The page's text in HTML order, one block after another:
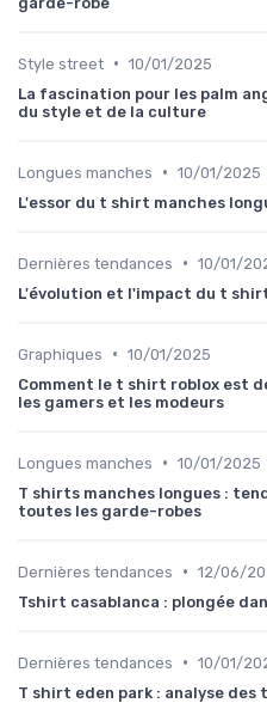
Style street • 10/01/2025
La fascination pour les palm
du style et de la culture
Longues manches • 10/01/2025
L'essor du t shirt manches
Dernières tendances • 10/01/
L'évolution et l'impact du t
Graphiques • 10/01/2025
Comment le t shirt roblox est
les gamers et les modeurs
Longues manches • 10/01/2025
T shirts manches longues :
toutes les garde-robes
Dernières tendances • 12/06/
Tshirt casablanca : plongée
Dernières tendances • 10/01/
T shirt eden park : analyse